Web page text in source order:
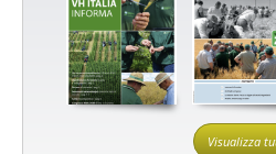
Visualizza